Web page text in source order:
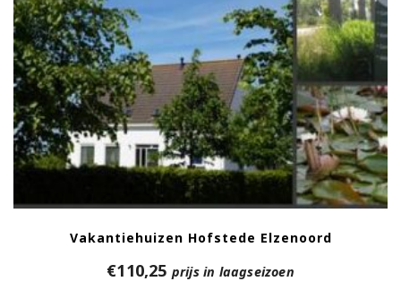
Vakantiehuizen Hofstede Elzenoord
€110,25 prijs in laagseizoen